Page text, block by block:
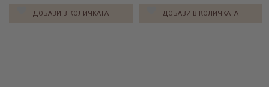
ДОБАВИ В КОЛИЧКАТА ДОБАВИ В КОЛИЧКАТА